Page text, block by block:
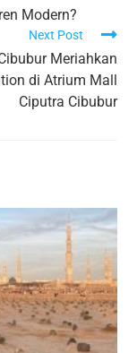
Modern?
Next Post
Meriahkan
di Atrium Mall
Ciputra Cibubur